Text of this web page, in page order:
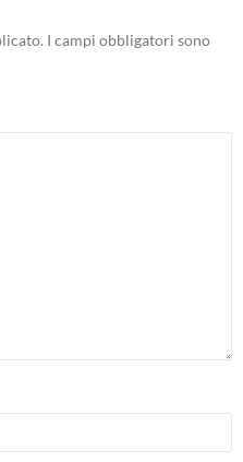
I campi obbligatori sono